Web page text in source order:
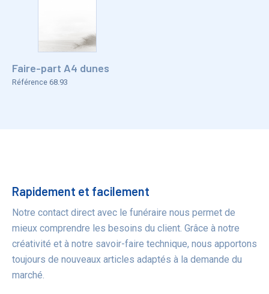
Faire-part A4 dunes
Référence 68.93
Bénéfices
Rapidement et facilement
Notre contact direct avec le funéraire nous permet de
mieux comprendre les besoins du client. Grâce à notre
créativité et à notre savoir-faire technique, nous apportons
toujours de nouveaux articles adaptés à la demande du
marché.